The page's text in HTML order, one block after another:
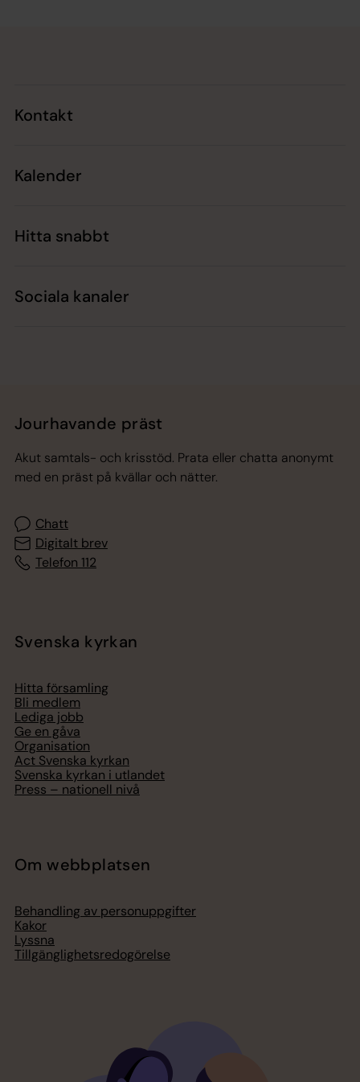
Kontakt
Kalender
Hitta snabbt
Sociala kanaler
Jourhavande präst
Akut samtals- och krisstöd. Prata eller chatta anonymt
med en präst på kvällar och nätter.
Chatt
Digitalt brev
Telefon 112
Svenska kyrkan
Hitta församling
Bli medlem
Lediga jobb
Ge en gåva
Organisation
Act Svenska kyrkan
Svenska kyrkan i utlandet
Press – nationell nivå
Om webbplatsen
Behandling av personuppgifter
Kakor
Lyssna
Tillgänglighetsredogörelse